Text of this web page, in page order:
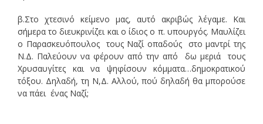
β.Στο χτεσινό κείμενο μας, αυτό ακριβώς λέγαμε. Και
σήμερα το διευκρινίζει και ο ίδιος ο π. υπουργός. Μαυλίζει
ο Παρασκευόπουλος τους Ναζί οπαδούς στο μαντρί της
Ν.Δ. Παλεύουν να φέρουν από την από δω μεριά τους
Χρυσαυγίτες και να ψηφίσουν κόμματα…δημοκρατικού
τόξου. Δηλαδή, τη Ν,Δ. Αλλού, πού δηλαδή θα μπορούσε
να πάει ένας Ναζί;